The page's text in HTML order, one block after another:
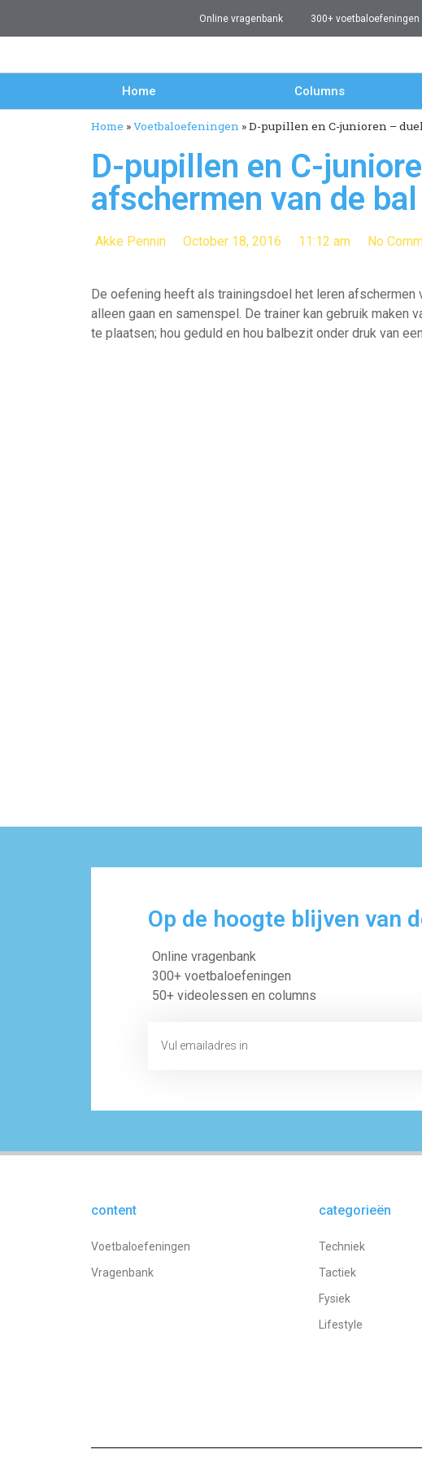
Online vragenbank 300+ voetbaloefeningen
Home Columns
Home »Voetbaloefeningen »D-pupillen en C-junioren –
D-pupillen en C-
afschermen van de
Akke Pennin October 18, 2016 11:12 am No
De oefening heeft als trainingsdoel het leren
alleen gaan en samenspel. De trainer kan gebruik maken
te plaatsen; hou geduld en hou balbezit onder druk van
Op de hoogte blijven van
Online vragenbank
300+ voetbaloefeningen
50+ videolessen en columns
content
Voetbaloefeningen
Vragenbank
categorieën
Techniek
Tactiek
Fysiek
Lifestyle